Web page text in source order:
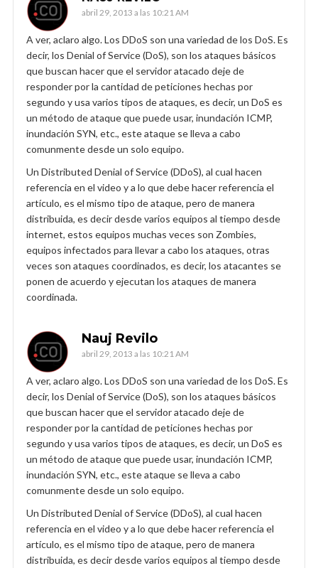
abril 29, 2013 a las 10:21 AM
A ver, aclaro algo. Los DDoS son una variedad de los DoS. Es
decir, los Denial of Service (DoS), son los ataques básicos
que buscan hacer que el servidor atacado deje de
responder por la cantidad de peticiones hechas por
segundo y usa varios tipos de ataques, es decir, un DoS es
un método de ataque que puede usar, inundación ICMP,
inundación SYN, etc., este ataque se lleva a cabo
comunmente desde un solo equipo.
Un Distributed Denial of Service (DDoS), al cual hacen
referencia en el video y a lo que debe hacer referencia el
artículo, es el mismo tipo de ataque, pero de manera
distribuida, es decir desde varios equipos al tiempo desde
internet, estos equipos muchas veces son Zombies,
equipos infectados para llevar a cabo los ataques, otras
veces son ataques coordinados, es decir, los atacantes se
ponen de acuerdo y ejecutan los ataques de manera
coordinada.
Nauj Revilo
abril 29, 2013 a las 10:21 AM
A ver, aclaro algo. Los DDoS son una variedad de los DoS. Es
decir, los Denial of Service (DoS), son los ataques básicos
que buscan hacer que el servidor atacado deje de
responder por la cantidad de peticiones hechas por
segundo y usa varios tipos de ataques, es decir, un DoS es
un método de ataque que puede usar, inundación ICMP,
inundación SYN, etc., este ataque se lleva a cabo
comunmente desde un solo equipo.
Un Distributed Denial of Service (DDoS), al cual hacen
referencia en el video y a lo que debe hacer referencia el
artículo, es el mismo tipo de ataque, pero de manera
distribuida, es decir desde varios equipos al tiempo desde